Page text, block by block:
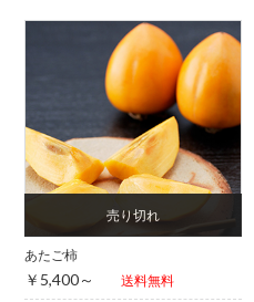
あたご柿
￥5,400～ 送料無料